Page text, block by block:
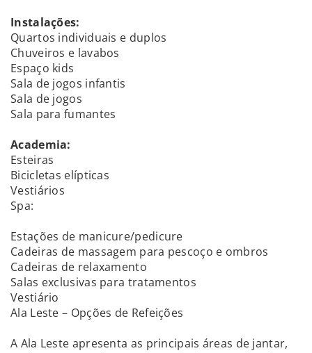
Instalações:
Quartos individuais e duplos
Chuveiros e lavabos
Espaço kids
Sala de jogos infantis
Sala de jogos
Sala para fumantes
Academia:
Esteiras
Bicicletas elípticas
Vestiários
Spa:
Estações de manicure/pedicure
Cadeiras de massagem para pescoço e ombros
Cadeiras de relaxamento
Salas exclusivas para tratamentos
Vestiário
Ala Leste – Opções de Refeições
A Ala Leste apresenta as principais áreas de jantar,